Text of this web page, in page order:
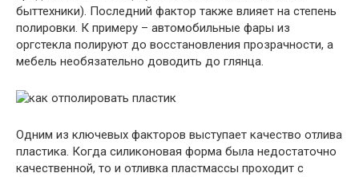
быттехники). Последний фактор также влияет на степень
полировки. К примеру – автомобильные фары из
оргстекла полируют до восстановления прозрачности, а
мебель необязательно доводить до глянца.
Одним из ключевых факторов выступает качество отлива
пластика. Когда силиконовая форма была недостаточно
качественной, то и отливка пластмассы проходит с